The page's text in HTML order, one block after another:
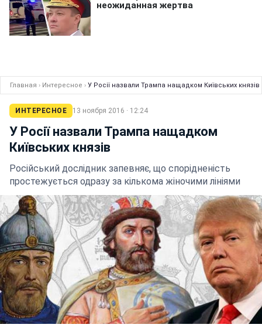
Главная › Интересное › У Росії назвали Трампа нащадком Київських князів
ИНТЕРЕСНОЕ 13 ноября 2016 · 12:24
У Росії назвали Трампа нащадком
Київських князів
Російський дослідник запевняє, що спорідненість
простежується одразу за кількома жіночими лініями